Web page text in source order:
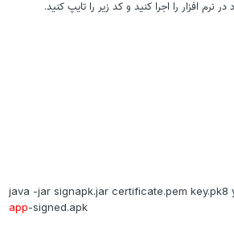
java -jar signapk.jar certificate.pem
app-signed.apk